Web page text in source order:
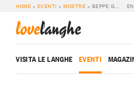
HOME » EVENTI »MOSTRE » BEPPE GALLO – IL RESPIRO DELLA TERRA
lovelanghe
VISITA LE LANGHE EVENTI